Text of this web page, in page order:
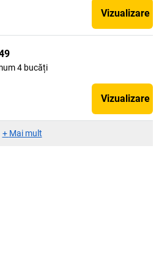
Vizualizare
4 bucăți
Vizualizare
+ Mai mult